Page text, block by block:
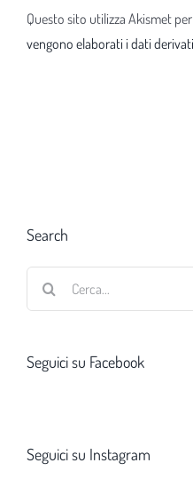
Questo sito utilizza Akismet
vengono elaborati i dati
Search
Seguici su Facebook
Seguici su Instagram